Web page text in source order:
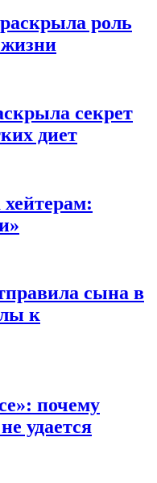
роль
секрет
диет
хейтерам:
сына в
к
почему
удается